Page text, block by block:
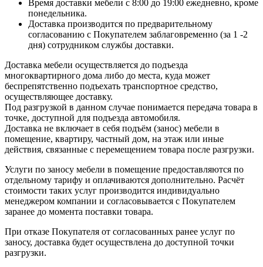
Время доставки мебели с 8:00 до 19:00 ежедневно, кроме
понедельника.
Доставка производится по предварительному
согласованию с Покупателем заблаговременно (за 1 -2
дня) сотрудником службы доставки.
Доставка мебели осуществляется до подъезда
многоквартирного дома либо до места, куда может
беспрепятственно подъехать транспортное средство,
осуществляющее доставку.
Под разгрузкой в данном случае понимается передача товара в
точке, доступной для подъезда автомобиля.
Доставка не включает в себя подъём (занос) мебели в
помещение, квартиру, частный дом, на этаж или иные
действия, связанные с перемещением товара после разгрузки.
Услуги по заносу мебели в помещение предоставляются по
отдельному тарифу и оплачиваются дополнительно. Расчёт
стоимости таких услуг производится индивидуально
менеджером компании и согласовывается с Покупателем
заранее до момента поставки товара.
При отказе Покупателя от согласованных ранее услуг по
заносу, доставка будет осуществлена до доступной точки
разгрузки.